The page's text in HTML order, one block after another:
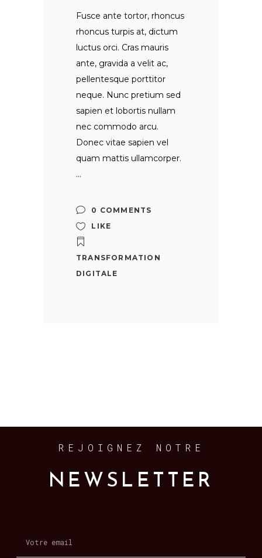
Fusce ante tortor, rhoncus
rhoncus turpis at, dictum
luctus orci. Cras mauris
ante, gravida a velit ac,
pellentesque porttitor
neque. Nunc pretium sed
sapien et lobortis nullam
nec commodo arcu.
Donec vitae sapien vel
quam mattis ullamcorper.
0 COMMENTS
LIKE
TRANSFORMATION
DIGITALE
REJOIGNEZ NOTRE
NEWSLETTER